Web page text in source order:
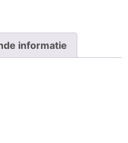
informatie